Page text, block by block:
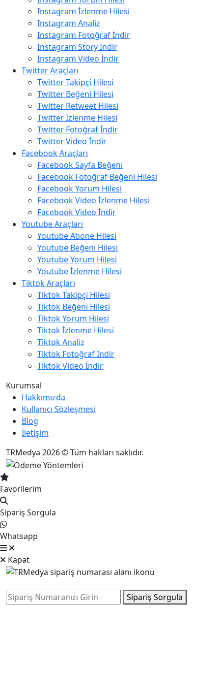
Instagram İzlenme Hilesi
Instagram Analiz
Instagram Fotoğraf İndir
Instagram Story İndir
Instagram Video İndir
Twitter Araçları
Twitter Takipçi Hilesi
Twitter Beğeni Hilesi
Twitter Retweet Hilesi
Twitter İzlenme Hilesi
Twitter Fotoğraf İndir
Twitter Video İndir
Facebook Araçları
Facebook Sayfa Beğeni
Facebook Fotoğraf Beğeni Hilesi
Facebook Yorum Hilesi
Facebook Video İzlenme Hilesi
Facebook Video İndir
Youtube Araçları
Youtube Abone Hilesi
Youtube Beğeni Hilesi
Youtube Yorum Hilesi
Youtube İzlenme Hilesi
Tiktok Araçları
Tiktok Takipçi Hilesi
Tiktok Beğeni Hilesi
Tiktok Yorum Hilesi
Tiktok İzlenme Hilesi
Tiktok Analiz
Tiktok Fotoğraf İndir
Tiktok Video İndir
Kurumsal
Hakkımızda
Kullanıcı Sözleşmesi
Blog
İletişim
TRMedya 2026 © Tüm hakları saklıdır.
Favorilerim
Sipariş Sorgula
Whatsapp
Kapat
Sipariş Sorgula